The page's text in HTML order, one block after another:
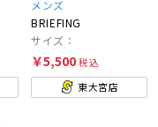
メンズ
BRIEFING
サイズ：
￥5,500税込
東大宮店